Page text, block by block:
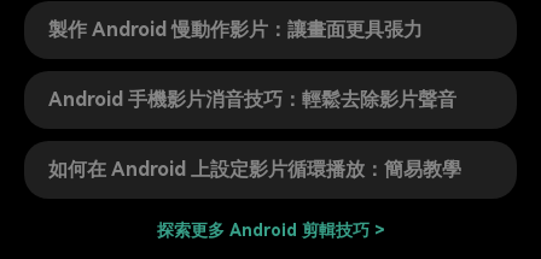
製作 Android 慢動作影片：讓畫面更具張力
Android 手機影片消音技巧：輕鬆去除影片聲音
如何在 Android 上設定影片循環播放：簡易教學
探索更多 Android 剪輯技巧 >